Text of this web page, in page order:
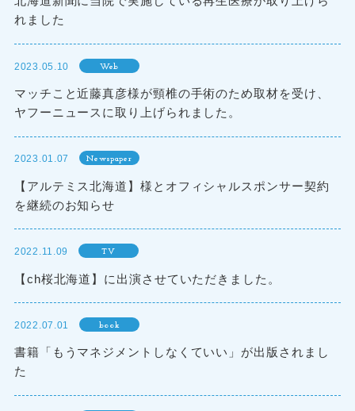
れました
2023.05.10 Web
マッチこと近藤真彦様が頸椎の手術のため取材を受け、
ヤフーニュースに取り上げられました。
2023.01.07 Newspaper
【アルテミス北海道】様とオフィシャルスポンサー契約
を継続のお知らせ
2022.11.09 TV
【ch桜北海道】に出演させていただきました。
2022.07.01 book
書籍「もうマネジメントしなくていい」が出版されまし
た